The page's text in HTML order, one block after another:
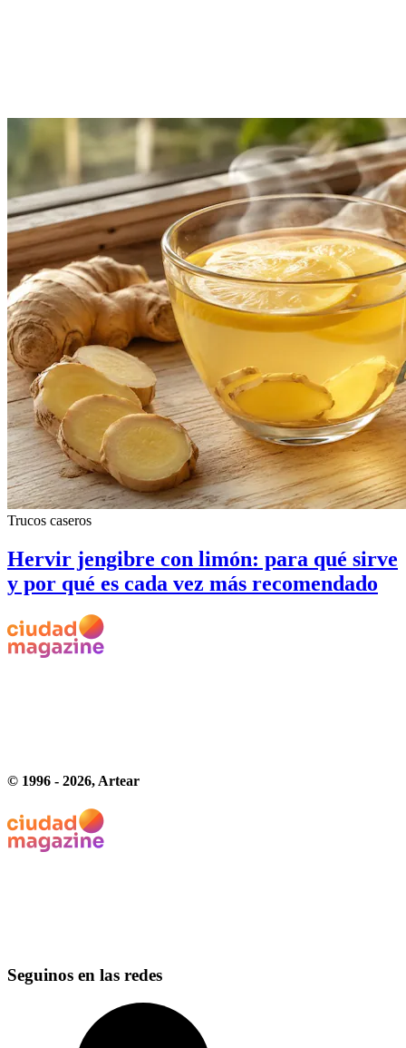
Trucos caseros
Hervir jengibre con limón: para qué sirve
y por qué es cada vez más recomendado
© 1996 - 2026, Artear
Seguinos en las redes